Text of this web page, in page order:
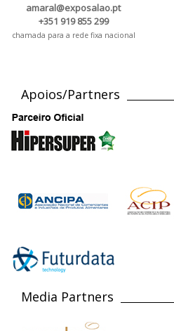
amaral@exposalao.pt
+351 919 855 299
chamada para a rede fixa nacional
Apoios/Partners
Media Partners